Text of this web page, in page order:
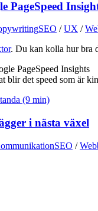
PageSpeed
SEO /UX /
. Du kan kolla hur bra
blir det speed som är
(9 min)
i nästa växel
SEO /